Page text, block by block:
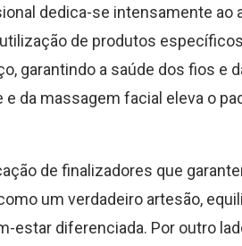
dedica-se intensamente ao
de produtos
garantindo a saúde dos fios e
da massagem facial eleva o
de finalizadores que
um verdadeiro artesão,
estar diferenciada. Por outro